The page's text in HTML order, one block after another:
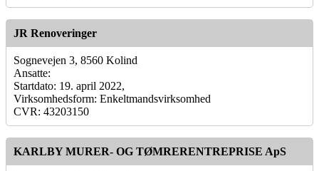
JR Renoveringer
Sognevejen 3, 8560 Kolind
Ansatte:
Startdato: 19. april 2022,
Virksomhedsform: Enkeltmandsvirksomhed
CVR: 43203150
KARLBY MURER- OG TØMRERENTREPRISE ApS